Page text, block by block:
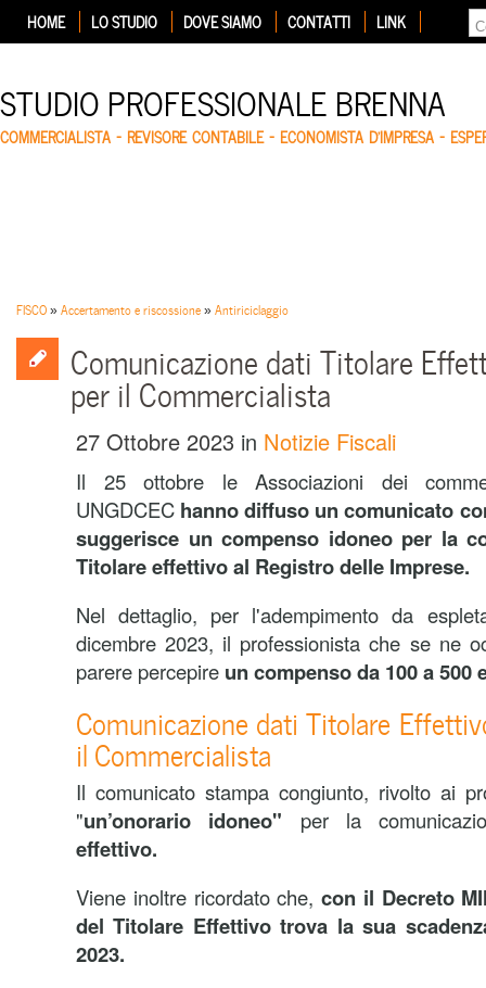
HOME LO STUDIO DOVE SIAMO CONTATTI LINK
STUDIO PROFESSIONALE BRENNA
COMMERCIALISTA – REVISORE CONTABILE – ECONOMISTA D'IMPRESA –
FISCO»Accertamento e riscossione»Antiriciclaggio
Comunicazione dati Titolare
per il Commercialista
27 Ottobre 2023 in Notizie Fiscali
Il 25 ottobre le Associazioni dei
UNGDCEC hanno diffuso un comunicato
suggerisce un compenso idoneo per la
Titolare effettivo al Registro delle Imprese.
Nel dettaglio, per l'adempimento da
dicembre 2023, il professionista che se ne
parere percepire un compenso da 100 a 500
Comunicazione dati Titolare
il Commercialista
Il comunicato stampa congiunto, rivolto ai
"un’onorario idoneo" per la
effettivo.
Viene inoltre ricordato che,con il Decreto
del Titolare Effettivo trova la sua
2023.